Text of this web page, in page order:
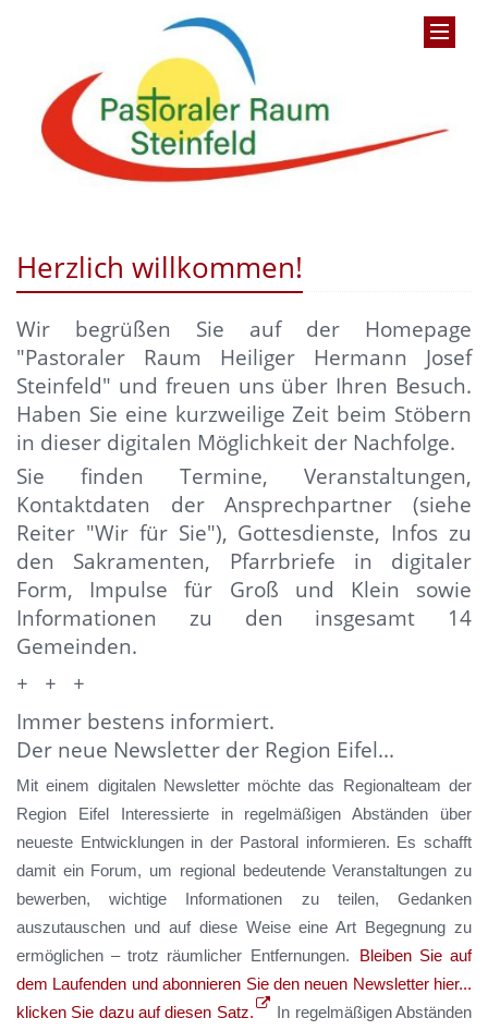
Herzlich willkommen!
Wir begrüßen Sie auf der Homepage
"Pastoraler Raum Heiliger Hermann Josef
Steinfeld" und freuen uns über Ihren Besuch.
Haben Sie eine kurzweilige Zeit beim Stöbern
in dieser digitalen Möglichkeit der Nachfolge.
Sie finden Termine, Veranstaltungen,
Kontaktdaten der Ansprechpartner (siehe
Reiter "Wir für Sie"), Gottesdienste, Infos zu
den Sakramenten, Pfarrbriefe in digitaler
Form, Impulse für Groß und Klein sowie
Informationen zu den insgesamt 14
Gemeinden.
+ + +
Immer bestens informiert.
Der neue Newsletter der Region Eifel...
Mit einem digitalen Newsletter möchte das Regionalteam der
Region Eifel Interessierte in regelmäßigen Abständen über
neueste Entwicklungen in der Pastoral informieren. Es schafft
damit ein Forum, um regional bedeutende Veranstaltungen zu
bewerben, wichtige Informationen zu teilen, Gedanken
auszutauschen und auf diese Weise eine Art Begegnung zu
ermöglichen – trotz räumlicher Entfernungen.
Bleiben Sie auf
dem Laufenden und abonnieren Sie den neuen Newsletter hier...
klicken Sie dazu auf diesen Satz.
In regelmäßigen Abständen